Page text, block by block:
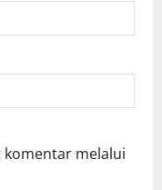
komentar melalui